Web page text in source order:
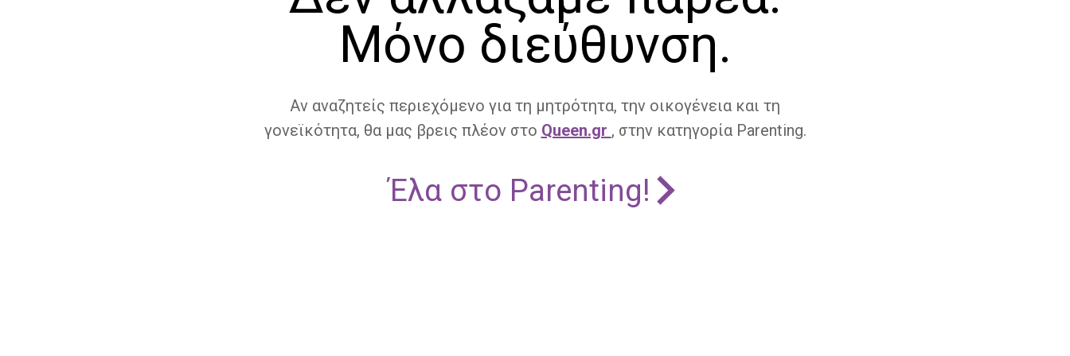
Μόνο διεύθυνση.
Αν αναζητείς περιεχόμενο για τη μητρότητα, την οικογένεια και τη
γονεϊκότητα, θα μας βρεις πλέον στο Queen.gr , στην κατηγορία Parenting.
Έλα στο Parenting!